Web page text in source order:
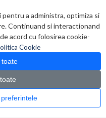
a administra, optimiza si
Continuand si interactionand
acord cu folosirea cookie-
Cookie
toate
Administreaza preferintele
0 produs(e)
> Blanking panel Xcab XCAB-2UBLANK